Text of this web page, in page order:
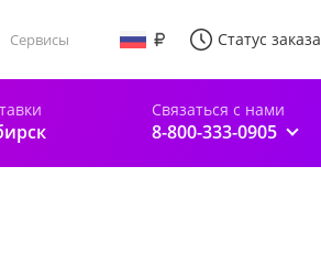
Сервисы Статус заказа
Связаться с нами
8-800-333-0905